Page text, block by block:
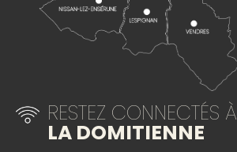
RESTEZ CONNECTÉS À
LA DOMITIENNE